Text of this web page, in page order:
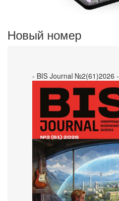
Новый номер
- BIS Journal №2(61)2026 -